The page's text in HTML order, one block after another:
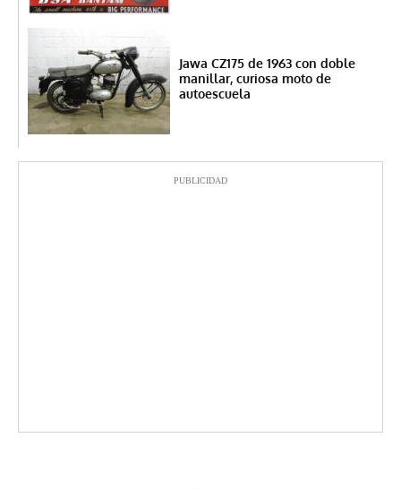
Jawa CZ175 de 1963 con doble
manillar, curiosa moto de
autoescuela
PUBLICIDAD